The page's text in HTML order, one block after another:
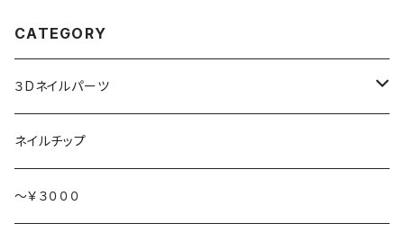
CATEGORY
３Dネイルパーツ
ハート持ち
動物
ネイルチップ
～￥３０００